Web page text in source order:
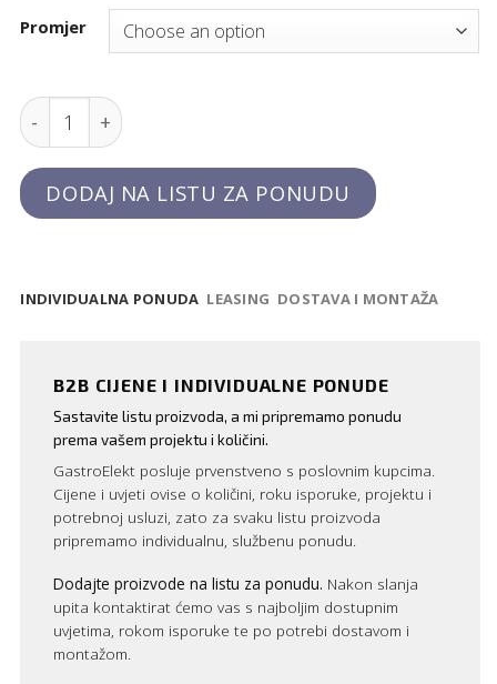
Promjer
Pekarsko sito za šećer u prahu quantity
DODAJ NA LISTU ZA PONUDU
INDIVIDUALNA PONUDA LEASING DOSTAVA I MONTAŽA
B2B CIJENE I INDIVIDUALNE PONUDE
Sastavite listu proizvoda, a mi pripremamo ponudu
prema vašem projektu i količini.
GastroElekt posluje prvenstveno s poslovnim kupcima.
Cijene i uvjeti ovise o količini, roku isporuke, projektu i
potrebnoj usluzi, zato za svaku listu proizvoda
pripremamo individualnu, službenu ponudu.
Dodajte proizvode na listu za ponudu. Nakon slanja
upita kontaktirat ćemo vas s najboljim dostupnim
uvjetima, rokom isporuke te po potrebi dostavom i
montažom.